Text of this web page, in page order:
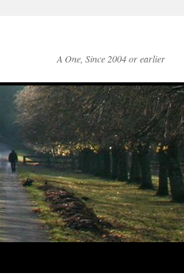
A One, Since 2004 or earlier